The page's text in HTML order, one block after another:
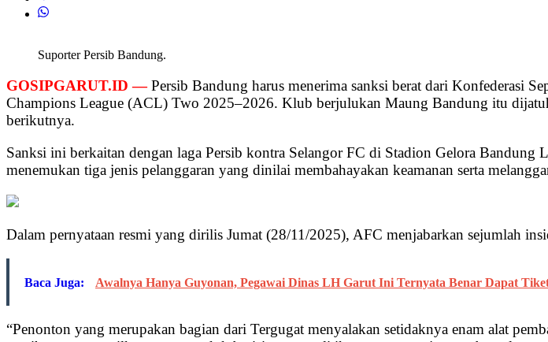
Suporter Persib Bandung.
GOSIPGARUT.ID — Persib Bandung harus menerima sanksi berat dari Konfederasi
Champions League (ACL) Two 2025–2026. Klub berjulukan Maung Bandung itu
berikutnya.
Sanksi ini berkaitan dengan laga Persib kontra Selangor FC di Stadion Gelora
menemukan tiga jenis pelanggaran yang dinilai membahayakan keamanan serta
Dalam pernyataan resmi yang dirilis Jumat (28/11/2025), AFC menjabarkan sejumlah
Baca Juga: Awalnya Hanya Guyonan, Pegawai Dinas LH Garut Ini Ternyata Benar Dapat
“Penonton yang merupakan bagian dari Tergugat menyalakan setidaknya enam alat